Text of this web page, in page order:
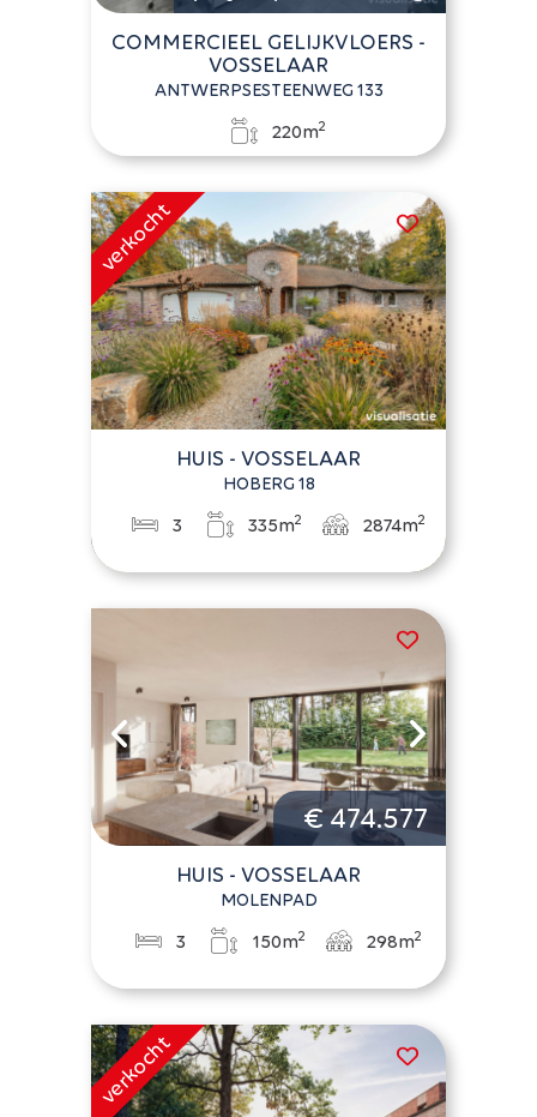
COMMERCIEEL GELIJKVLOERS -
VOSSELAAR
ANTWERPSESTEENWEG 133
220m2
HUIS - VOSSELAAR
HOBERG 18
3 335m2 2874m2
€ 474.577
HUIS - VOSSELAAR
MOLENPAD
3 150m2 298m2